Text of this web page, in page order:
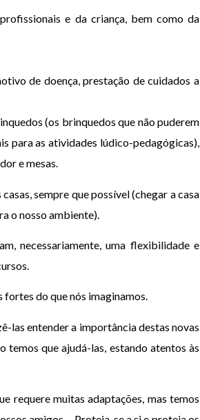
e da criança, bem como da
de doença, prestação de cuidados a
(os brinquedos que não puderem
para as atividades lúdico-pedagógicas),
e mesas.
sempre que possível (chegar a casa
o nosso ambiente).
necessariamente, uma flexibilidade e
fortes do que nós imaginamos.
las entender a importância destas novas
temos que ajudá-las, estando atentos às
requere muitas adaptações, mas temos